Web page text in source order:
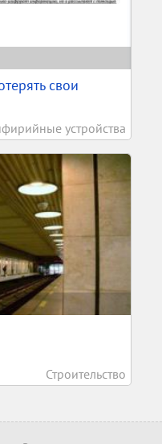
свои
устройства
Строительство